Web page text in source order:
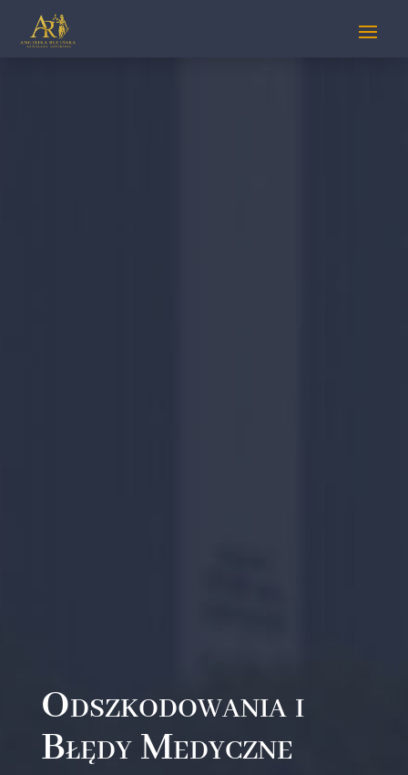
Odszkodowania i
Błędy Medyczne